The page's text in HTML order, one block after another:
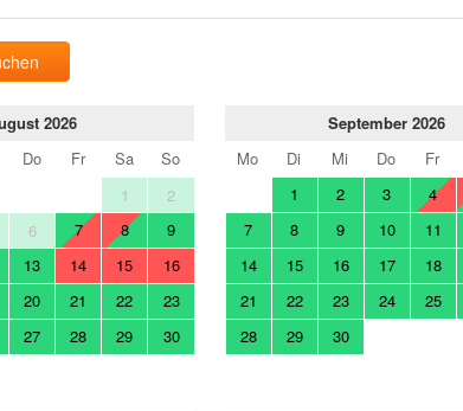
2026
Do Fr Sa
So
1
2
6 7 8
9
13 14 15
16
20 21 22
23
27 28 29
30
September 2026
Mo
Di Mi Do Fr
1
2 3 4
7
8 9 10 11
14
15 16 17 18
21
22 23 24 25
28
29 30